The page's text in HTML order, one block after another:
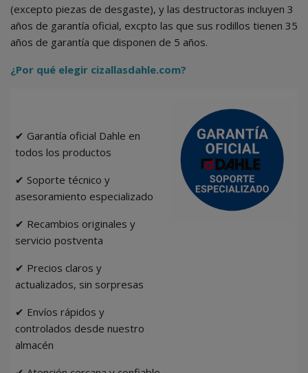
(excepto piezas de desgaste), y las destructoras incluyen 3
años de garantía oficial, excpto las que sus rodillos tienen 35
años de garantía que disponen de 5 años.
¿Por qué elegir cizallasdahle.com?
✔ Garantía oficial Dahle en
todos los productos
✔ Soporte técnico y
asesoramiento especializado
✔ Recambios originales y
servicio postventa
✔ Precios claros y
actualizados, sin sorpresas
✔ Envíos rápidos y
controlados desde nuestro
almacén